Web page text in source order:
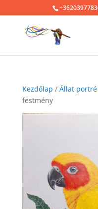
Kezdőlap / Állat portré
festmény